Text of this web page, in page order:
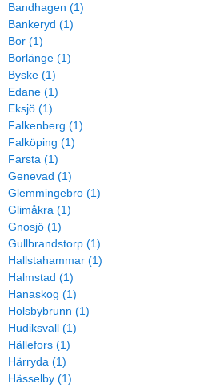
Bandhagen (1)
Bankeryd (1)
Bor (1)
Borlänge (1)
Byske (1)
Edane (1)
Eksjö (1)
Falkenberg (1)
Falköping (1)
Farsta (1)
Genevad (1)
Glemmingebro (1)
Glimåkra (1)
Gnosjö (1)
Gullbrandstorp (1)
Hallstahammar (1)
Halmstad (1)
Hanaskog (1)
Holsbybrunn (1)
Hudiksvall (1)
Hällefors (1)
Härryda (1)
Hässelby (1)